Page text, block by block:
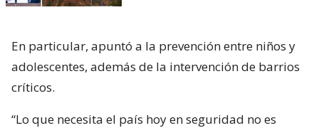
En particular, apuntó a la prevención entre niños y
adolescentes, además de la intervención de barrios
críticos.
“Lo que necesita el país hoy en seguridad no es